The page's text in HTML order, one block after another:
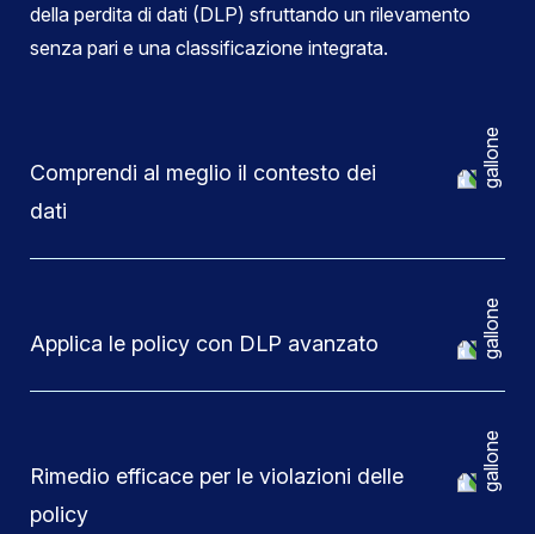
della perdita di dati (DLP) sfruttando un rilevamento
senza pari e una classificazione integrata.
Comprendi al meglio il contesto dei
dati
Applica le policy con DLP avanzato
Rimedio efficace per le violazioni delle
policy